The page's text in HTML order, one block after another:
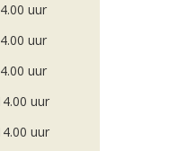
uur
uur
uur
uur
uur